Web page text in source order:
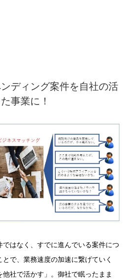
ディング案件を自社の活
事業に！
はなく、すでに進んでいる案件につ
で、業務速度の加速に繋げていく
他社で活かす」。御社で眠ったまま